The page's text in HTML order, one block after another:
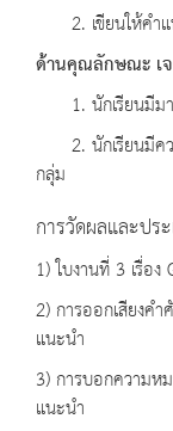
2. เขียนให้คำแ
ด้านคุณลักษณะ เ
1. นักเรียนมีมา
2. นักเรียนมีคว
กลุ่ม
การวัดผลและปร
1) ใบงานที่ 3 เรื่อ
2) การออกเสียงค
แนะนำ
3) การบอกความห
แนะนำ